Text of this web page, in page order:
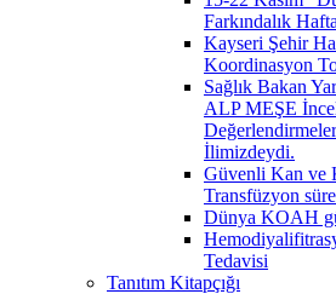
Farkındalık
Kayseri Şehir
Koordinasyon
Sağlık Bakan
ALP MEŞE
İlimizdeydi.
Güvenli Kan ve
Transfüzyon
Dünya KOAH
Tedavisi
Tanıtım Kitapçığı